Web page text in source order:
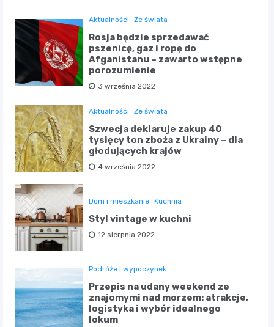
Aktualności Ze świata
Rosja będzie sprzedawać
pszenicę, gaz i ropę do
Afganistanu – zawarto wstępne
porozumienie
3 września 2022
Aktualności Ze świata
Szwecja deklaruje zakup 40
tysięcy ton zboża z Ukrainy – dla
głodujących krajów
4 września 2022
Dom i mieszkanie Kuchnia
Styl vintage w kuchni
12 sierpnia 2022
Podróże i wypoczynek
Przepis na udany weekend ze
znajomymi nad morzem: atrakcje,
logistyka i wybór idealnego
lokum